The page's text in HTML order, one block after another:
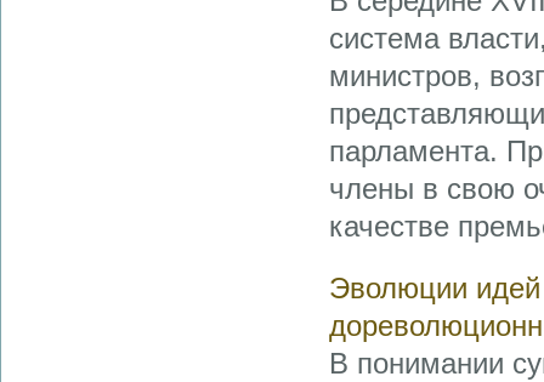
система
министров,
парламента.
члены в свою
качестве
Эволюции идей
В понимании